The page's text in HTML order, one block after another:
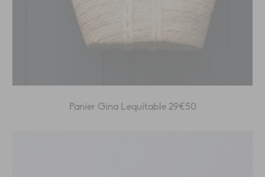
Panier Gina Lequitable 29€50